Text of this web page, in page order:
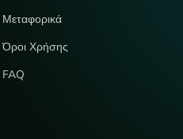
Μεταφορικά
Όροι Χρήσης
FAQ